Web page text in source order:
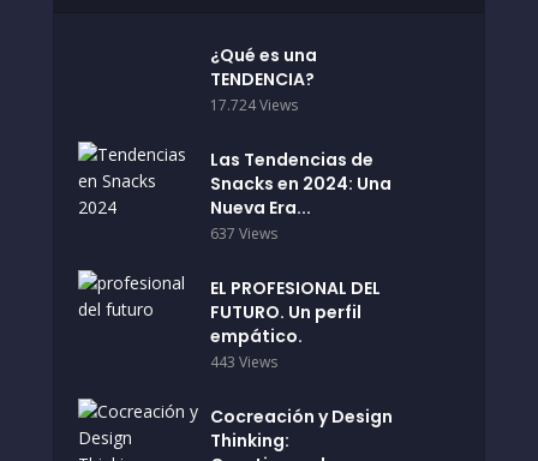
¿Qué es una
TENDENCIA?
17.724 Views
Las Tendencias de
Snacks en 2024: Una
Nueva Era...
637 Views
EL PROFESIONAL DEL
FUTURO. Un perfil
empático.
443 Views
Cocreación y Design
Thinking: